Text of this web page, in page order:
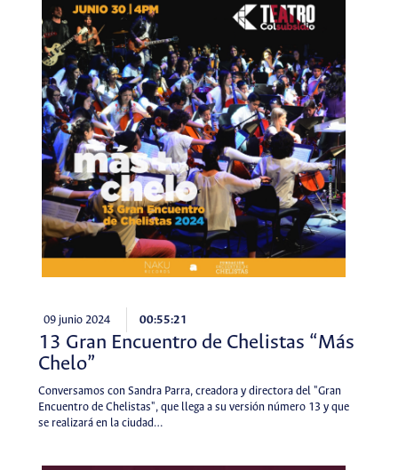
09 junio 2024 00:55:21
13 Gran Encuentro de Chelistas “Más
Chelo”
Conversamos con Sandra Parra, creadora y directora del "Gran
Encuentro de Chelistas", que llega a su versión número 13 y que
se realizará en la ciudad…